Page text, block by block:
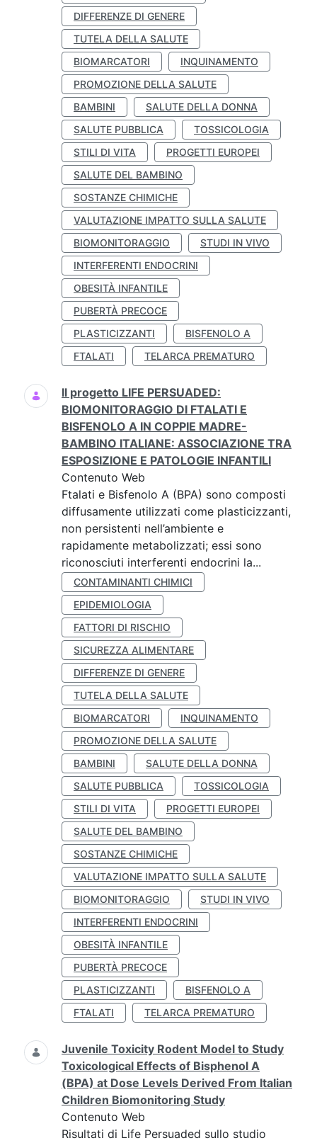
DIFFERENZE DI GENERE
TUTELA DELLA SALUTE
BIOMARCATORI
INQUINAMENTO
PROMOZIONE DELLA SALUTE
BAMBINI
SALUTE DELLA DONNA
SALUTE PUBBLICA
TOSSICOLOGIA
STILI DI VITA
PROGETTI EUROPEI
SALUTE DEL BAMBINO
SOSTANZE CHIMICHE
VALUTAZIONE IMPATTO SULLA SALUTE
BIOMONITORAGGIO
STUDI IN VIVO
INTERFERENTI ENDOCRINI
OBESITÀ INFANTILE
PUBERTÀ PRECOCE
PLASTICIZZANTI
BISFENOLO A
FTALATI
TELARCA PREMATURO
Il progetto LIFE PERSUADED:
BIOMONITORAGGIO DI FTALATI E
BISFENOLO A IN COPPIE MADRE-
BAMBINO ITALIANE: ASSOCIAZIONE TRA
ESPOSIZIONE E PATOLOGIE INFANTILI
Contenuto Web
Ftalati e Bisfenolo A (BPA) sono composti
diffusamente utilizzati come plasticizzanti,
non persistenti nell’ambiente e
rapidamente metabolizzati; essi sono
riconosciuti interferenti endocrini la...
CONTAMINANTI CHIMICI
EPIDEMIOLOGIA
FATTORI DI RISCHIO
SICUREZZA ALIMENTARE
DIFFERENZE DI GENERE
TUTELA DELLA SALUTE
BIOMARCATORI
INQUINAMENTO
PROMOZIONE DELLA SALUTE
BAMBINI
SALUTE DELLA DONNA
SALUTE PUBBLICA
TOSSICOLOGIA
STILI DI VITA
PROGETTI EUROPEI
SALUTE DEL BAMBINO
SOSTANZE CHIMICHE
VALUTAZIONE IMPATTO SULLA SALUTE
BIOMONITORAGGIO
STUDI IN VIVO
INTERFERENTI ENDOCRINI
OBESITÀ INFANTILE
PUBERTÀ PRECOCE
PLASTICIZZANTI
BISFENOLO A
FTALATI
TELARCA PREMATURO
Juvenile Toxicity Rodent Model to Study
Toxicological Effects of Bisphenol A
(BPA) at Dose Levels Derived From Italian
Children Biomonitoring Study
Contenuto Web
Risultati di Life Persuaded sullo studio